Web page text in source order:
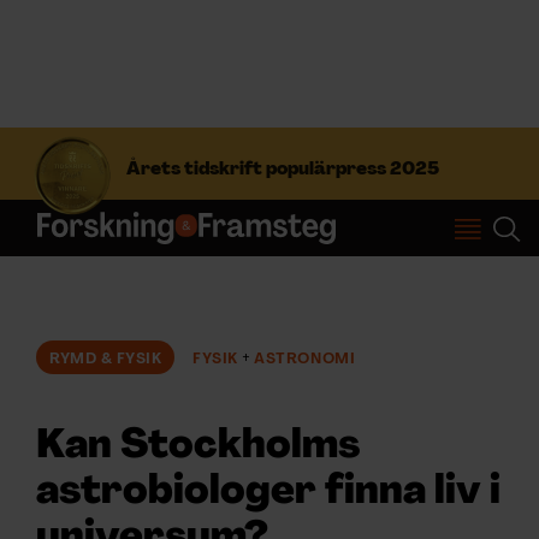
Årets tidskrift populärpress 2025
S
f
t
Prenumerera
ÄMNEN
RYMD & FYSIK FYSIK ASTRONOMI
Kan Stockholms
astrobiologer finna liv i